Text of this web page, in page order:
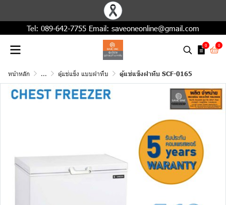
Tel: 089-642-7755 Email: saveoneonline@gmail.com
0 0
หน้าหลัก ... ตู้แช่แข็ง แบบฝาทึบ ตู้แช่แข็งฝาทึบ SCF-0165